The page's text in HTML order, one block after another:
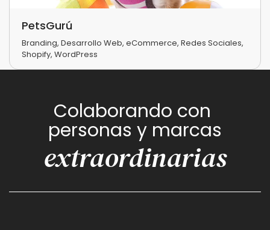
PetsGurú
Branding, Desarrollo Web, eCommerce, Redes Sociales,
Shopify, WordPress
Colaborando con
personas y marcas
extraordinarias